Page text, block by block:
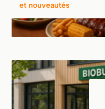
et nouveautés